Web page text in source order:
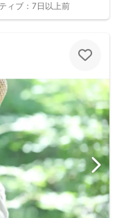
ィブ： 7日以上前